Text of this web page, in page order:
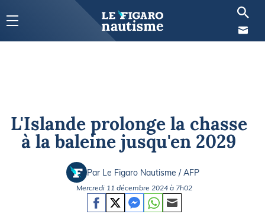
L'Islande prolonge la chasse
à la baleine jusqu'en 2029
Par Le Figaro Nautisme / AFP
Mercredi 11 décembre 2024 à 7h02